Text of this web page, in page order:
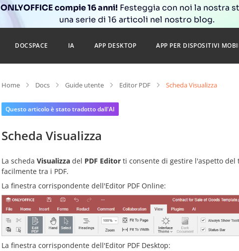
ONLYOFFICE compie 16 anni! Festeggia con noi la nostra
una serie di 16 articoli nel nostro blog.
DOCSPACE IA APP DESKTOP APP PER DISPOSITIVI
Home Docs Guide utente Editor PDF Scheda Visualizza
Questo articolo è stato tradotto dall'AI
Scheda Visualizza
La scheda Visualizza del PDF Editor ti consente di gestire l'aspetto del
facilmente tra i PDF.
La finestra corrispondente dell'Editor PDF Online:
La finestra corrispondente dell'Editor PDF Desktop: